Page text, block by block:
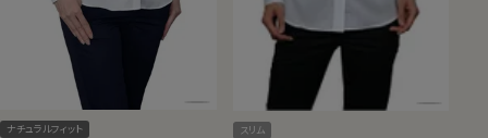
ナチュラルフィット スリム